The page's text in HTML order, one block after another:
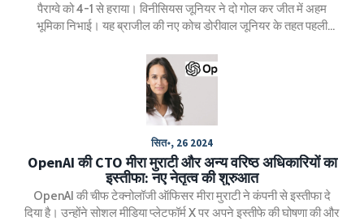
पैराग्वे को 4-1 से हराया। विनीसियस जूनियर ने दो गोल कर जीत में अहम
भूमिका निभाई। यह ब्राजील की नए कोच डोरीवाल जूनियर के तहत पहली
सित॰, 26 2024
OpenAI की CTO मीरा मुराटी और अन्य वरिष्ठ अधिकारियों का
इस्तीफा: नए नेतृत्व की शुरुआत
OpenAI की चीफ टेक्नोलॉजी ऑफिसर मीरा मुराटी ने कंपनी से इस्तीफा दे
दिया है। उन्होंने सोशल मीडिया प्लेटफॉर्म X पर अपने इस्तीफे की घोषणा की और